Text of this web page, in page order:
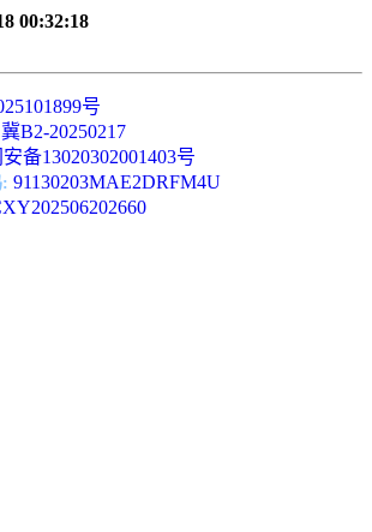
00:32:18
号
冀B2-20250217
备13020302001403号
: 91130203MAE2DRFM4U